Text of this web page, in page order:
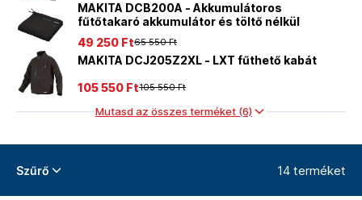
MAKITA DCB200A - Akkumulátoros
fűtőtakaró akkumulátor és töltő nélkül
65 550 Ft
49 250 Ft
MAKITA DCJ205Z2XL - LXT fűthető kabát
105 550 Ft
105 550 Ft
Mutasd az összes terméket (6)
Szűrő 14 terméket